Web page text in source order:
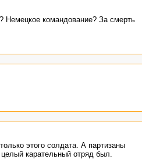
Немецкое командование? За смерть
этого солдата. А партизаны
карательный отряд был.